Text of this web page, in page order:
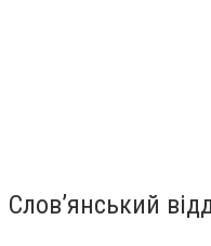
Слов’янський